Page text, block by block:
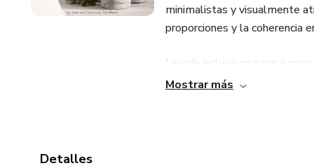
minimalistas y visualmente
proporciones y la coherencia
La guía incluye un paso a
ideas de sets decorativos y
Mostrar más
Detalles